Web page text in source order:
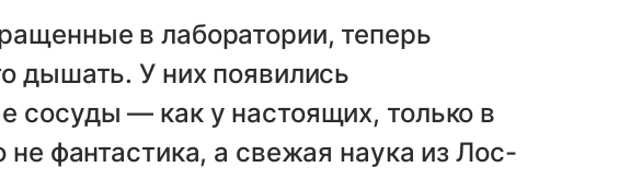
в лаборатории, теперь
дышать. У них появились
сосуды — как у настоящих, только в
фантастика, а свежая наука из Лос-